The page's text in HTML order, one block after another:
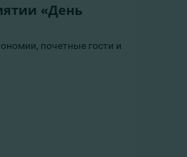
«День
почетные гости и